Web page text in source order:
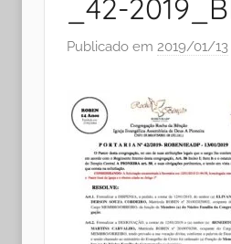
_42-
Publicado em 2019/01/13